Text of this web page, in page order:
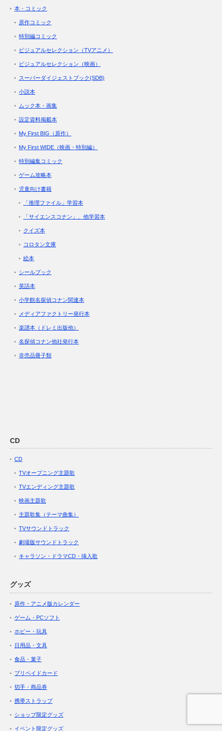
本・コミック
原作コミック
特別編コミック
ビジュアルセレクション（TVアニメ）
ビジュアルセレクション（映画）
スーパーダイジェストブック(SDB)
小説本
ムック本・画集
設定資料掲載本
My First BIG（原作）
My First WIDE（映画・特別編）
特別編集コミック
ゲーム攻略本
児童向け書籍
「推理ファイル」学習本
「サイエンスコナン」、他学習本
クイズ本
コロタン文庫
絵本
シールブック
英語本
小学館名探偵コナン関連本
メディアファクトリー発行本
楽譜本（ドレミ出版他）
名探偵コナン他社発行本
非売品冊子類
CD
CD
TVオープニング主題歌
TVエンディング主題歌
映画主題歌
主題歌集（テーマ曲集）
TVサウンドトラック
劇場版サウンドトラック
キャラソン・ドラマCD・挿入歌
グッズ
原作・アニメ版カレンダー
ゲーム・PCソフト
ホビー・玩具
日用品・文具
食品・菓子
プリペイドカード
切手・商品券
携帯ストラップ
ショップ限定グッズ
イベント限定グッズ